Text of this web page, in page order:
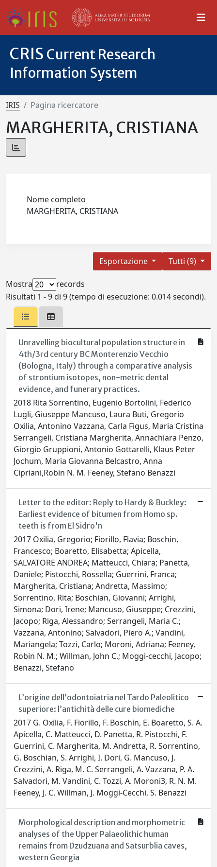
CRIS Current Research
Information System
IRIS Pagina ricercatore
MARGHERITA, CRISTIANA
Nome completo
MARGHERITA, CRISTIANA
Tutti (9)
Esportazione
Mostra
records
Risultati 1 - 9 di 9 (tempo di esecuzione: 0.014 secondi).
Unravelling biocultural population structure in
4th/3rd century BC Monterenzio Vecchio
(Bologna, Italy) through a comparative analysis
of strontium isotopes, non-metric dental
evidence, and funerary practices.
2018 Rita Sorrentino, Eugenio Bortolini, Federico
Lugli, Giuseppe Mancuso, Laura Buti, Gregorio
Oxilia, Antonino Vazzana, Carla Figus, Maria Cristina
Serrangeli, Cristiana Margherita, Annachiara Penzo,
Giorgio Gruppioni, Antonio Gottarelli, Klaus Peter
Jochum, Maria Giovanna Belcastro, Anna
Cipriani,Robin N. M. Feeney, Stefano Benazzi
Letter to the editor: Reply to Hardy & Buckley:
Earliest evidence of bitumen from Homo sp.
teeth is from El Sidro'n
2017 Oxilia, Gregorio; Fiorillo, Flavia; Boschin,
Francesco; Boaretto, Elisabetta; Apicella,
SALVATORE ANDREA; Matteucci, Chiara; Panetta,
Daniele; Pistocchi, Rossella; Guerrini, Franca;
Margherita, Cristiana; Andretta, Massimo;
Sorrentino, Rita; Boschian, Giovanni; Arrighi,
Simona; Dori, Irene; Mancuso, Giuseppe; Crezzini,
Jacopo; Riga, Alessandro; Serrangeli, Maria C.;
Vazzana, Antonino; Salvadori, Piero A.; Vandini,
Mariangela; Tozzi, Carlo; Moroni, Adriana; Feeney,
Robin N. M.; Willman, John C.; Moggi-cecchi, Jacopo;
Benazzi, Stefano
L’origine dell’odontoiatria nel Tardo Paleolitico
superiore: l’antichità delle cure biomediche
2017 G. Oxilia, F. Fiorillo, F. Boschin, E. Boaretto, S. A.
Apicella, C. Matteucci, D. Panetta, R. Pistocchi, F.
Guerrini, C. Margherita, M. Andretta, R. Sorrentino,
G. Boschian, S. Arrighi, I. Dori, G. Mancuso, J.
Crezzini, A. Riga, M. C. Serrangeli, A. Vazzana, P. A.
Salvadori, M. Vandini, C. Tozzi, A. Moroni3, R. N. M.
Feeney, J. C. Willman, J. Moggi-Cecchi, S. Benazzi
Morphological description and morphometric
analyses of the Upper Palaeolithic human
remains from Dzudzuana and Satsurblia caves,
western Georgia